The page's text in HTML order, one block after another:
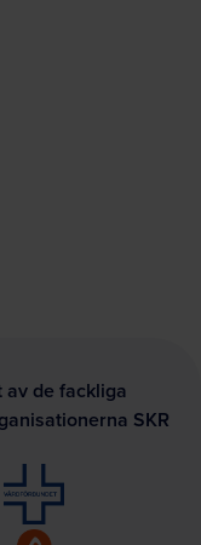
de fackliga
SKR